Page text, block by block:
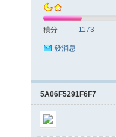
積分 1173
發消息
5A06F5291F6F7